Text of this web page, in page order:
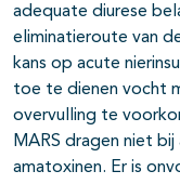
adequate diurese
eliminatieroute van
kans op acute
toe te dienen vocht
overvulling te
MARS dragen niet bij
amatoxinen. Er is